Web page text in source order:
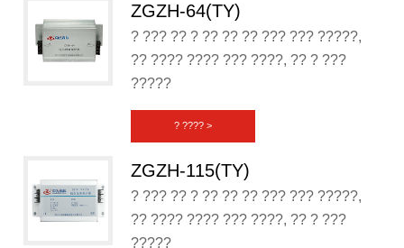
ZGZH-64(TY)
? ??? ?? ? ?? ?? ?? ??? ??? ?????,
?? ???? ???? ??? ????, ?? ? ???
?????
? ???? >
ZGZH-115(TY)
? ??? ?? ? ?? ?? ?? ??? ??? ?????,
?? ???? ???? ??? ????, ?? ? ???
?????